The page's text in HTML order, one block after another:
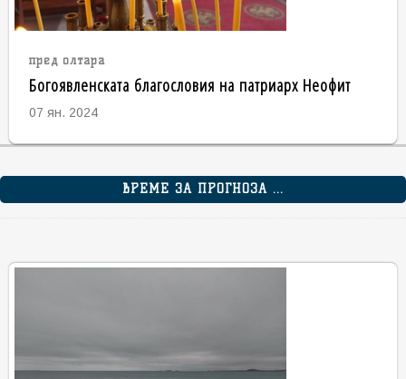
пред олтара
Богоявленската благословия на патриарх Неофит
07 ян. 2024
ВРЕМЕ ЗА ПРОГНОЗА ...